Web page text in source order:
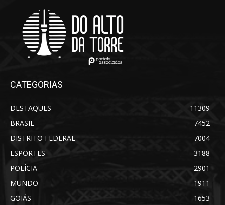
CATEGORIAS
DESTAQUES
11309
BRASIL
7452
DISTRITO FEDERAL
7004
ESPORTES
3188
POLÍCIA
2901
MUNDO
1911
GOIÁS
1653